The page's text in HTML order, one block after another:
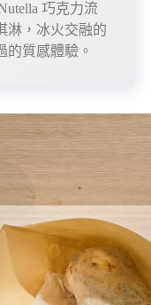
巧克力流
淋，冰火交融的
的質感體驗。